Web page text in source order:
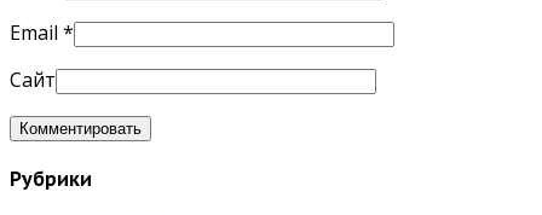
Email *
Сайт
Рубрики